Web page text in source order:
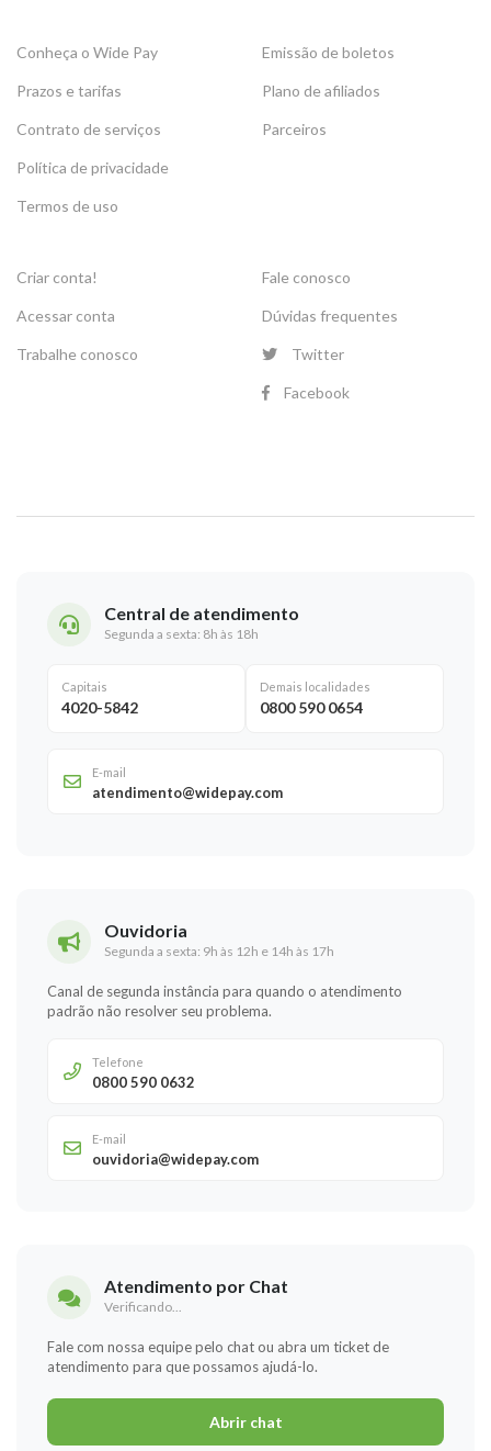
Conheça o Wide Pay
Prazos e tarifas
Contrato de serviços
Política de privacidade
Termos de uso
Emissão de boletos
Plano de afiliados
Parceiros
Criar conta!
Acessar conta
Trabalhe conosco
Fale conosco
Dúvidas frequentes
Twitter
Facebook
Central de atendimento
Segunda a sexta: 8h às 18h
Capitais
4020-5842
Demais localidades
0800 590 0654
E-mail
atendimento@widepay.com
Ouvidoria
Segunda a sexta: 9h às 12h e 14h às 17h
Canal de segunda instância para quando o atendimento
padrão não resolver seu problema.
Telefone
0800 590 0632
E-mail
ouvidoria@widepay.com
Atendimento por Chat
Verificando...
Fale com nossa equipe pelo chat ou abra um ticket de
atendimento para que possamos ajudá-lo.
Abrir chat